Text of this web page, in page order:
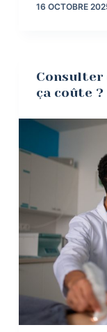
16 OCTOBRE
Consulter
ça coûte ?